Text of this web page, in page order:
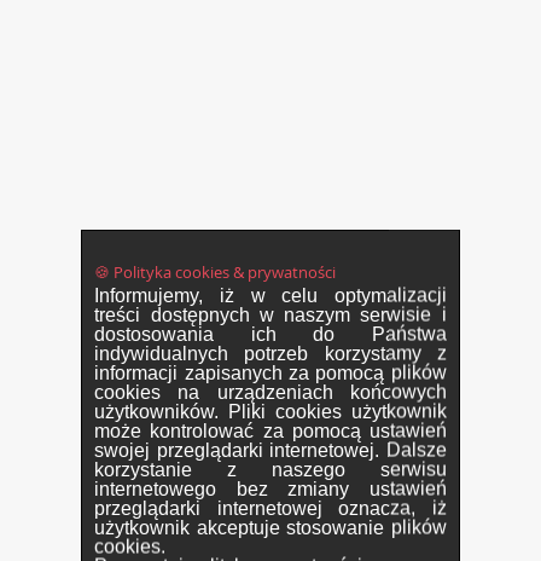
🍪 Polityka cookies & prywatności
Informujemy, iż w celu optymalizacji
treści dostępnych w naszym serwisie i
dostosowania ich do Państwa
indywidualnych potrzeb korzystamy z
informacji zapisanych za pomocą plików
cookies na urządzeniach końcowych
użytkowników. Pliki cookies użytkownik
może kontrolować za pomocą ustawień
swojej przeglądarki internetowej. Dalsze
korzystanie z naszego serwisu
internetowego bez zmiany ustawień
przeglądarki internetowej oznacza, iż
użytkownik akceptuje stosowanie plików
cookies.